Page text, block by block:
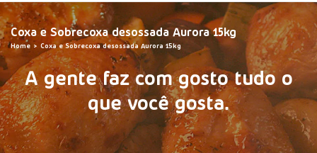
Coxa e Sobrecoxa desossada Aurora 15kg
Home Coxa e Sobrecoxa desossada Aurora 15kg
A gente faz com gosto tudo o
que você gosta.